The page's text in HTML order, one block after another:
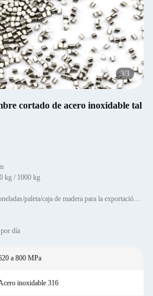
1/3
cortado de acero inoxidable tal
kg / 1000 kg
Detalles de empaquetado: Bolsa de toneladas/paleta/caja de madera para la exportación/personalizada
día
a 800 MPa
inoxidable 316